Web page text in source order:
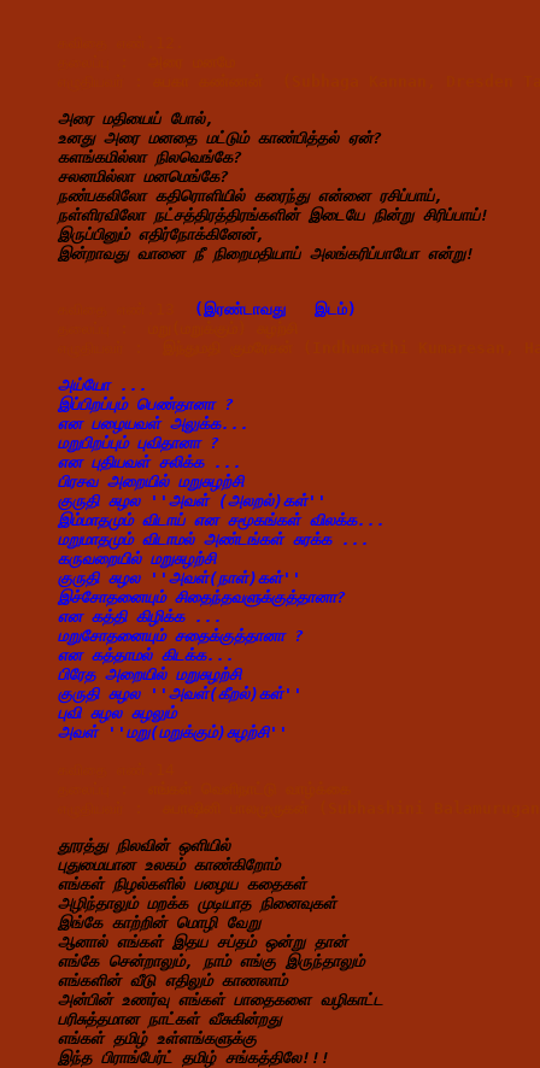
அரை மதியைய் போல்,
உனது அரை மனதை மட்டும் காண்பித்தல் ஏன்?
களங்கமில்லா நிலவெங்கே?
சலனமில்லா மனமெங்கே?
நண்பகலிலோ கதிரொளியில் கரைந்து என்னை ரசிப்பாய்,
நள்ளிரவிலோ நட்சத்திரத்திரங்களின் இடையே நின்று சிரிப்பாய்!
இருப்பினும் எதிர்நோக்கினேன்,
இன்றாவது வானை நீ நிறைமதியாய் அலங்கரிப்பாயோ என்று!
(இரண்டாவது   இடம்)
அய்யோ ...
இப்பிறப்பும் பெண்தானா ?
என பழையவள் அலுக்க...
மறுபிறப்பும் புவிதானா ?
என புதியவள் சலிக்க ...
பிரசவ அறையில் மறுசுழற்சி
குருதி சுழல ''அவள் (அலறல்)கள்''
இம்மாதமும் விடாய் என சமூகங்கள் விலக்க...
மறுமாதமும் விடாமல் அண்டங்கள் சுரக்க ...
கருவறையில் மறுசுழற்சி
குருதி சுழல ''அவள்(நாள்)கள்''
இச்சோதனையும் சிதைந்தவளுக்குத்தானா?
என கத்தி கிழிக்க ...
மறுசோதனையும் சதைக்குத்தானா ?
என கத்தாமல் கிடக்க...
பிரேத அறையில் மறுசுழற்சி
குருதி சுழல ''அவள்(கீறல்)கள்''
புவி சுழல சுழலும்
அவள் ''மறு(மறுக்கும்)சுழற்சி''
தூரத்து நிலவின் ஒளியில்
புதுமையான உலகம் காண்கிறோம்
எங்கள் நிழல்களில் பழைய கதைகள்
அழிந்தாலும் மறக்க முடியாத நினைவுகள்
இங்கே காற்றின் மொழி வேறு
ஆனால் எங்கள் இதய சப்தம் ஒன்று தான்
எங்கே சென்றாலும், நாம் எங்கு இருந்தாலும்
எங்களின் வீடு எதிலும் காணலாம்
அன்பின் உணர்வு எங்கள் பாதைகளை வழிகாட்ட
பரிசுத்தமான நாட்கள் வீசுகின்றது
எங்கள் தமிழ் உள்ளங்களுக்கு
இந்த பிராங்பேர்ட் தமிழ் சங்கத்திலே!!!